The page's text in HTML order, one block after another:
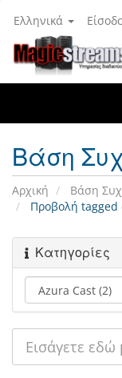
Ελληνικά
Βάση
Αρχική
Βάση
Προβολή
Κατηγορίες